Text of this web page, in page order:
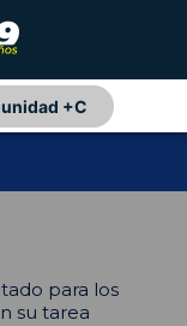
+C
para los
su tarea